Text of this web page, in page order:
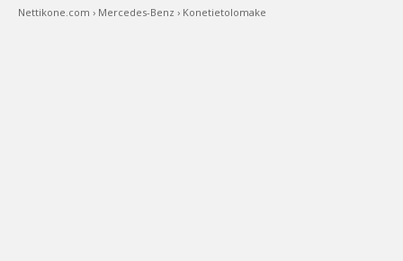
Nettikone.com › Mercedes-Benz › Konetietolomake